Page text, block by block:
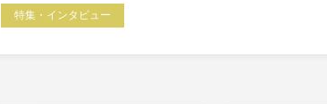
特集・インタビュー